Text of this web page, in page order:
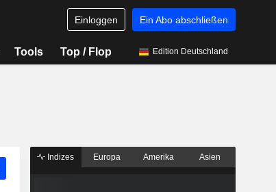
Einloggen Ein Abo abschließen
Tools Top / Flop Edition Deutschland
Indizes Europa Amerika Asien